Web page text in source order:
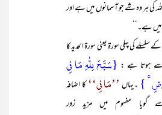
اللہ کی ہر وہ شے جو آسمانوں میں ہے اور
ہے۔‘‘
کے سلسلے کی پہلی سورۃ یعنی سورۃ الحدید کا
سے ہوتا ہے : {سَبَّحَ لِلّٰہِ مَا فِی
}۔یہاں’’مَا فِی‘‘کا اضافہ
مفہوم میں مزید زور